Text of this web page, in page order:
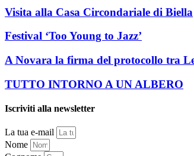
Visita alla Casa Circondariale di Biella
Festival ‘Too Young to Jazz’
A Novara la firma del protocollo tra
TUTTO INTORNO A UN ALBERO
Iscriviti alla newsletter
La tua e-mail
Nome